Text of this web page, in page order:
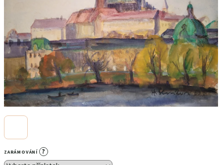
ZARÁMOVÁNÍ ?